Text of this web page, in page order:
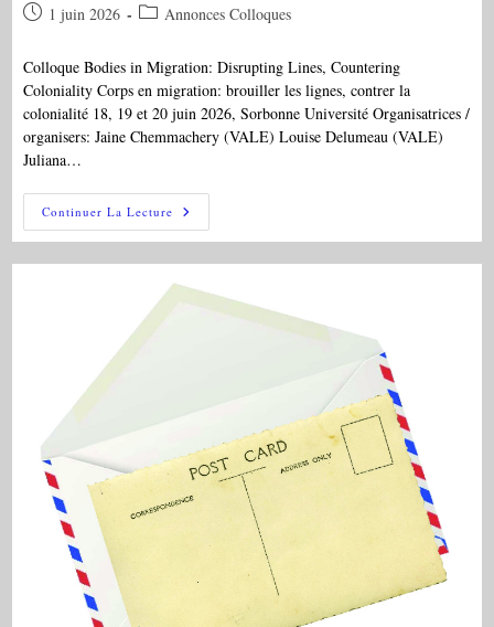
Publication
1 juin 2026
Post Annonces Colloques
Colloque Bodies in Migration: Disrupting Lines, Countering
Coloniality Corps en migration: brouiller les lignes, contrer la
colonialité 18, 19 et 20 juin 2026, Sorbonne Université Organisatrices /
organisers: Jaine Chemmachery (VALE) Louise Delumeau (VALE)
Juliana…
Continuer La Lecture Colloque
Bodies
In
Corps
En
Migration